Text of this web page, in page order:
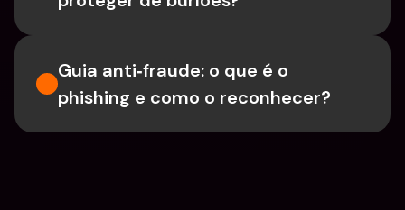
Guia anti‑fraude: o que é o
phishing e como o reconhecer?